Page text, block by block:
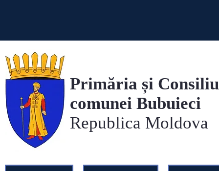
Primăria și
comunei Bubuieci
Republica Moldova